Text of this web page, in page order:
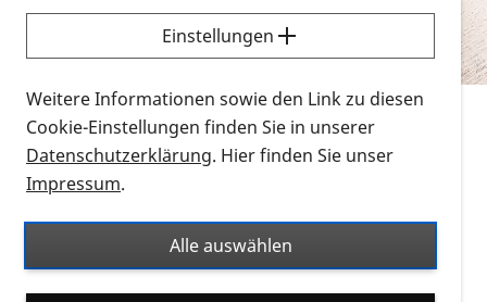
Sie möchten wissen, wie Sie nach Infonmaterial
suchen und dieses bestellen bzw. herunterladen
können? Schauen Sie sich dieErklärvideos zum
Thema Infomaterial auf der PRO RETINA-Website
für blinde und sehbehinderte Menschen an.
Auf dieser Seite finden Sie sämtliches Infomaterial
Ort. Nutzen Sie den Formatfilter, um ausschließlich
nach Flyern und Broschüren, Audios oder Videos zu
suchen. Die meisten Flyer und Broschüren werden in
Einstellungen
Weitere Informationen sowie den Link zu diesen
Cookie-Einstellungen finden Sie in unserer
Datenschutzerklärung. Hier finden Sie unser
Impressum.
Alle auswählen